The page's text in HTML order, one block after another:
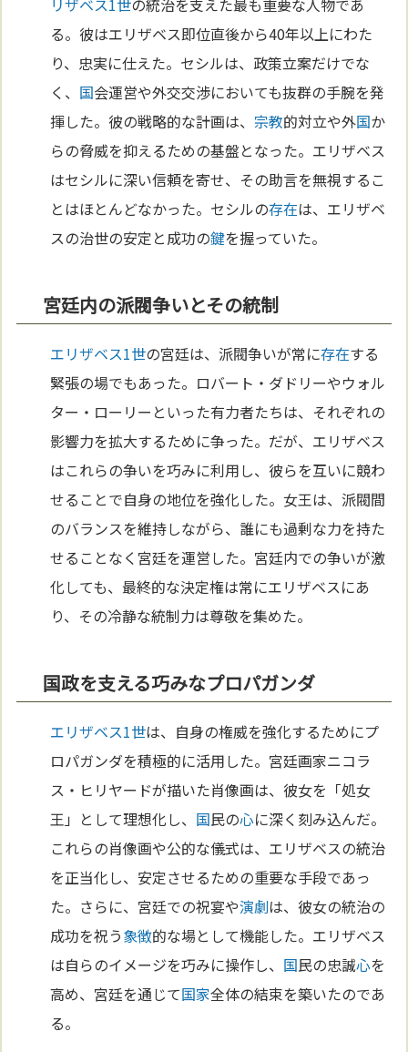
リザベス1世の統治を支えた最も重要な人物であ
る。彼はエリザベス即位直後から40年以上にわた
り、忠実に仕えた。セシルは、政策立案だけでな
く、 国会運営や外交交渉においても抜群の手腕を発
揮した。彼の戦略的な計画は、 宗教的対立や外国か
らの脅威を抑えるための基盤となった。エリザベス
はセシルに深い信頼を寄せ、その助言を無視するこ
とはほとんどなかった。セシルの存在は、エリザベ
スの治世の安定と成功の鍵を握っていた。
宮廷内の派閥争いとその統制
エリザベス1世の宮廷は、派閥争いが常に存在する
緊張の場でもあった。ロバート・ダドリーやウォル
ター・ローリーといった有力者たちは、それぞれの
影響力を拡大するために争った。だが、エリザベス
はこれらの争いを巧みに利用し、彼らを互いに競わ
せることで自身の地位を強化した。女王は、派閥間
のバランスを維持しながら、誰にも過剰な力を持た
せることなく宮廷を運営した。宮廷内での争いが激
化しても、最終的な決定権は常にエリザベスにあ
り、その冷静な統制力は尊敬を集めた。
国政を支える巧みなプロパガンダ
エリザベス1世は、自身の権威を強化するためにプ
ロパガンダを積極的に活用した。宮廷画家ニコラ
ス・ヒリヤードが描いた肖像画は、彼女を「処女
王」として理想化し、 国民の心に深く刻み込んだ。
これらの肖像画や公的な儀式は、エリザベスの統治
を正当化し、安定させるための重要な手段であっ
た。さらに、宮廷での祝宴や演劇は、彼女の統治の
成功を祝う象徴的な場として機能した。エリザベス
は自らのイメージを巧みに操作し、 国民の忠誠心を
高め、宮廷を通じて国家全体の結束を築いたのであ
る。